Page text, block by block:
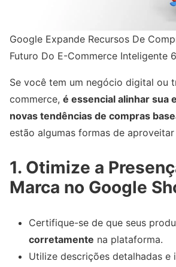
Google Expande Recursos De
Futuro Do E-Commerce Inteligente 6
Se você tem um negócio digital ou
commerce, é essencial alinhar sua
novas tendências de compras
estão algumas formas de
1. Otimize a
Marca no Google
Certifique-se de que seus
corretamente na plataforma.
Utilize descrições detalhadas e